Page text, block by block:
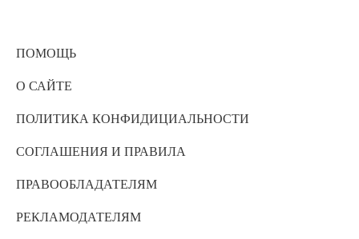
ПОМОЩЬ
О САЙТЕ
ПОЛИТИКА КОНФИДИЦИАЛЬНОСТИ
СОГЛАШЕНИЯ И ПРАВИЛА
ПРАВООБЛАДАТЕЛЯМ
РЕКЛАМОДАТЕЛЯМ